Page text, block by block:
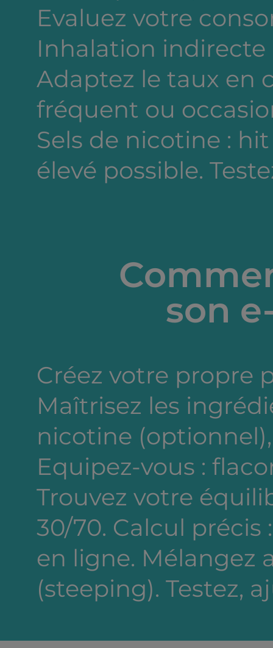
Evaluez votre
Inhalation indirecte
Adaptez le taux en
fréquent ou
Sels de nicotine :
élevé possible.
son
Créez votre propre
Maîtrisez les
nicotine
Equipez-vous :
Trouvez votre
30/70. Calcul
en ligne. Mélangez
(steeping). Testez,